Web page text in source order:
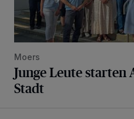
Moers
Junge Leute starten
Stadt